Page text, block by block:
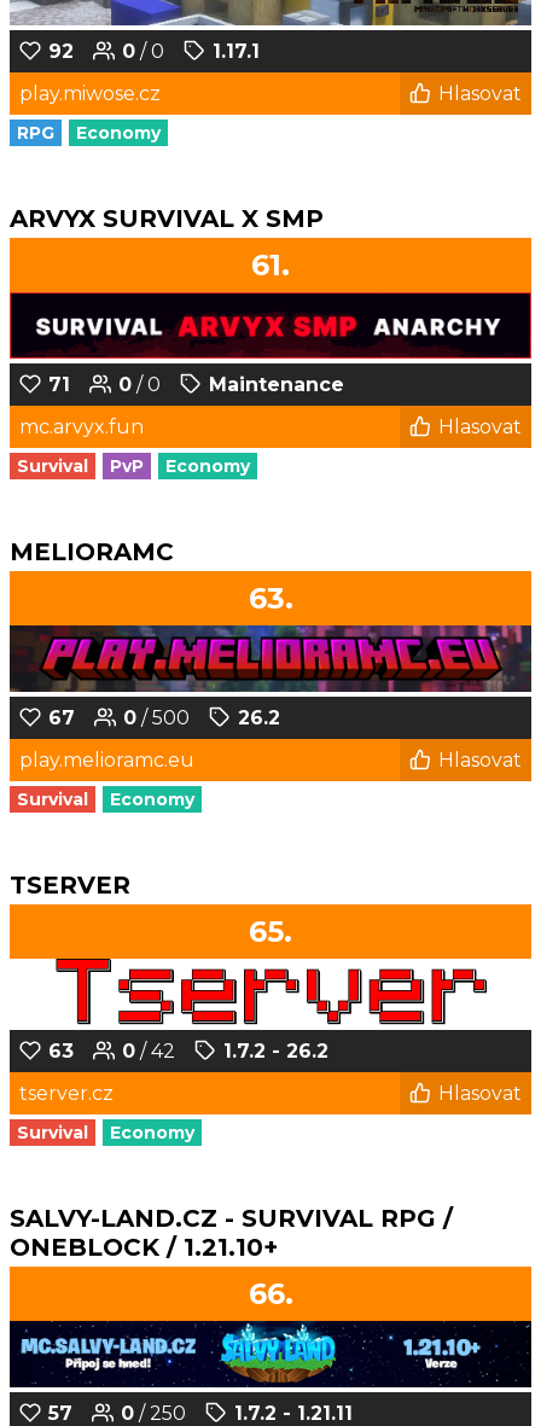
92 0 / 0
1.17.1
play.miwose.cz
Hlasovat
RPG Economy
ARVYX SURVIVAL X SMP
61.
71 0 / 0
Maintenance
mc.arvyx.fun
Hlasovat
Survival PvP Economy
MELIORAMC
63.
67 0 / 500
26.2
play.melioramc.eu
Hlasovat
Survival Economy
TSERVER
65.
63 0 / 42
1.7.2 - 26.2
tserver.cz
Hlasovat
Survival Economy
SALVY-LAND.CZ - SURVIVAL RPG /
ONEBLOCK / 1.21.10+
66.
57 0 / 250
1.7.2 - 1.21.11